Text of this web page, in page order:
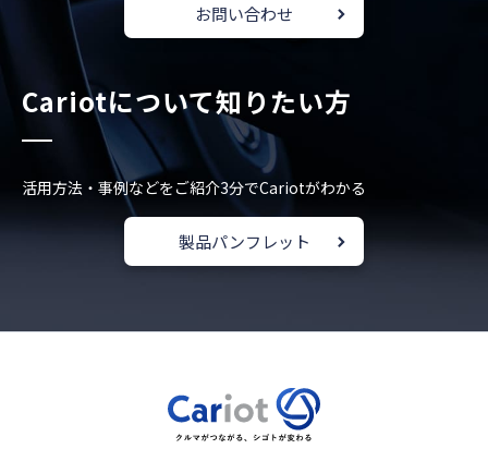
お問い合わせ
Cariotについて知りたい方
活用方法・事例などをご紹介3分でCariotがわかる
製品パンフレット